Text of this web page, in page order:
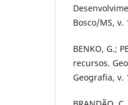
Bosco/MS, v.
BENKO, G.;
recursos.
Geografia, v.